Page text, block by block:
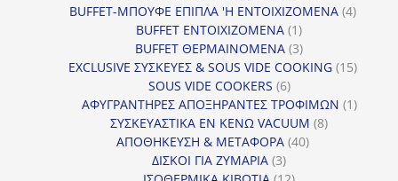
προϊόντα
BUFFET-ΜΠΟΥΦΕ ΕΠΙΠΛΑ 'Η ΕΝΤΟΙΧΙΖΟΜΕΝΑ 44
BUFFET ΕΝΤΟΙΧΙΖΟΜΕΝΑ 11
προϊόν
BUFFET ΘΕΡΜΑΙΝΟΜΕΝΑ 33
προϊόντα
EXCLUSIVE ΣΥΣΚΕΥΕΣ & SOUS VIDE COOKING 1515
SOUS VIDE COOKERS 66
προϊόντα
ΑΦΥΓΡΑΝΤΗΡΕΣ ΑΠΟΞΗΡΑΝΤΕΣ ΤΡΟΦΙΜΩΝ 11
ΣΥΣΚΕΥΑΣΤΙΚΑ ΕΝ ΚΕΝΩ VACUUM 88
ΑΠΟΘΗΚΕΥΣΗ & ΜΕΤΑΦΟΡΑ 4040
ΔΙΣΚΟΙ ΓΙΑ ΖΥΜΑΡΙΑ 33
προϊόντα
12